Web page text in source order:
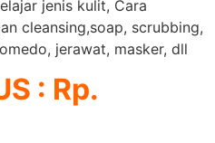
jenis kulit, Cara
cleansing,soap, scrubbing,
jerawat, masker, dll
: Rp.